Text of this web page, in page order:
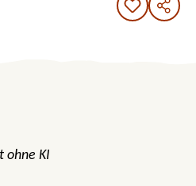
ohne KI